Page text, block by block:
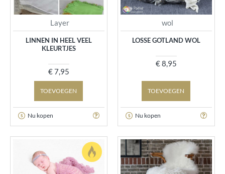
Layer
LINNEN IN HEEL VEEL
KLEURTJES
€ 7,95
TOEVOEGEN
Nu kopen
wol
LOSSE GOTLAND WOL
€ 8,95
TOEVOEGEN
Nu kopen